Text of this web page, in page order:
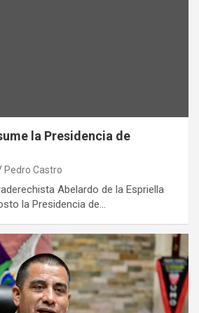
la Presidencia de
Pedro Castro
Abelardo de la Espriella
la Presidencia de…